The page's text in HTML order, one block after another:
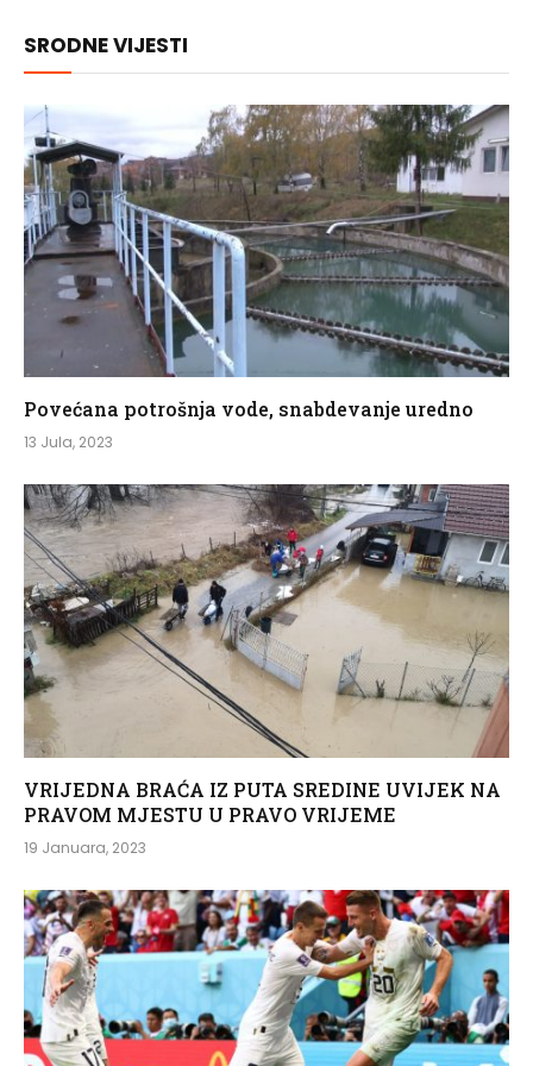
SRODNE VIJESTI
Povećana potrošnja vode, snabdevanje uredno
13 Jula, 2023
VRIJEDNA BRAĆA IZ PUTA SREDINE UVIJEK NA
PRAVOM MJESTU U PRAVO VRIJEME
19 Januara, 2023